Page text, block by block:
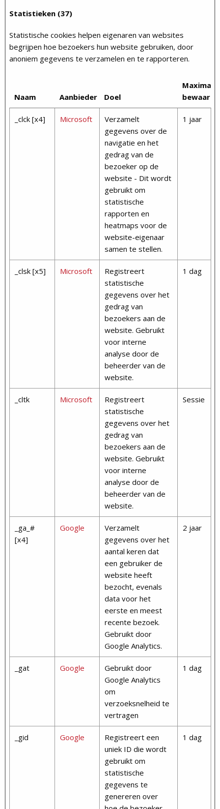
Statistieken (37)
Statistische cookies helpen eigenaren van websites
begrijpen hoe bezoekers hun website gebruiken, door
anoniem gegevens te verzamelen en te rapporteren.
Naam Aanbieder Doel
Maximale
_clck [x4] Microsoft
Verzamelt
gegevens over de
navigatie en het
gedrag van de
bezoeker op de
website - Dit wordt
gebruikt om
statistische
rapporten en
heatmaps voor de
website-eigenaar
samen te stellen.
1 jaar
_clsk [x5] Microsoft
Registreert
statistische
gegevens over het
gedrag van
bezoekers aan de
website. Gebruikt
voor interne
analyse door de
beheerder van de
website.
1 dag
_cltk Microsoft
Registreert
statistische
gegevens over het
gedrag van
bezoekers aan de
website. Gebruikt
voor interne
analyse door de
beheerder van de
website.
Sessie
_ga_#
[x4]
Google
Verzamelt
gegevens over het
aantal keren dat
een gebruiker de
website heeft
bezocht, evenals
data voor het
eerste en meest
recente bezoek.
Gebruikt door
Google Analytics.
2 jaar
_gat Google
Gebruikt door
Google Analytics
om
verzoeksnelheid te
vertragen
1 dag
_gid Google
Registreert een
uniek ID die wordt
gebruikt om
statistische
gegevens te
genereren over
1 dag